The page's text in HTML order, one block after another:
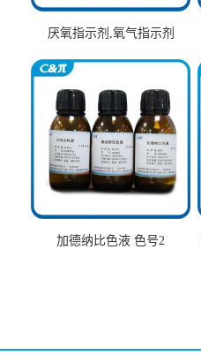
厌氧指示剂,氧气指示剂
加德纳比色液 色号2